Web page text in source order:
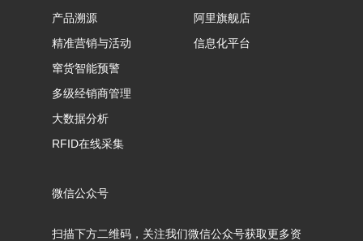
产品溯源
精准营销与活动
窜货智能预警
多级经销商管理
大数据分析
RFID在线采集
阿里旗舰店
信息化平台
微信公众号
扫描下方二维码，关注我们微信公众号获取更多资